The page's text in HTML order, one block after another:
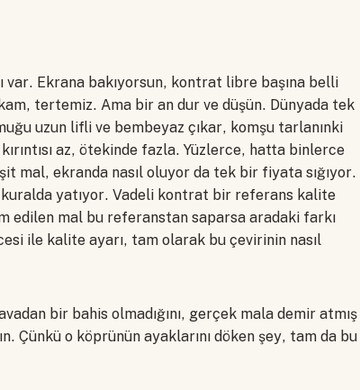
Ekrana bakıyorsun, kontrat libre başına belli
tertemiz. Ama bir an dur ve düşün. Dünyada tek
uzun lifli ve bembeyaz çıkar, komşu tarlanınki
az, ötekinde fazla. Yüzlerce, hatta binlerce
mal, ekranda nasıl oluyor da tek bir fiyata sığıyor.
yatıyor. Vadeli kontrat bir referans kalite
edilen mal bu referanstan saparsa aradaki farkı
ile kalite ayarı, tam olarak bu çevirinin nasıl
bir bahis olmadığını, gerçek mala demir atmış
Çünkü o köprünün ayaklarını döken şey, tam da bu